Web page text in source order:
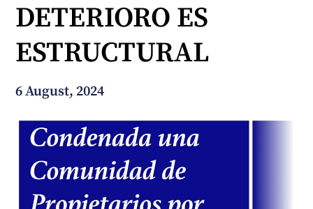
Wie können wir Ihnen helfen?
DETERIORO ES
ESTRUCTURAL
6 August, 2024